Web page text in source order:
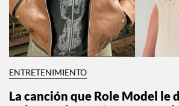
ENTRETENIMIENTO
La canción que Role Model le